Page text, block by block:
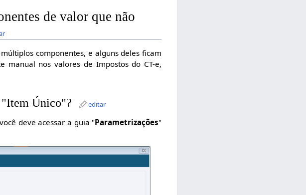
de valor que não
componentes, e alguns deles ficam
manual nos valores de Impostos do CT-e,
"Item Único"? editar
deve acessar a guia "Parametrizações"